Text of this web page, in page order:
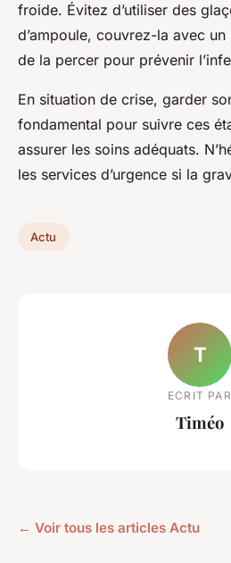
froide. Évitez d’utiliser des
d’ampoule, couvrez-la avec
de la percer pour prévenir
En situation de crise, garder
fondamental pour suivre ces
assurer les soins adéquats.
les services d’urgence si la
Actu
T
ECRIT PAR
Timéo
← Voir tous les articles Actu